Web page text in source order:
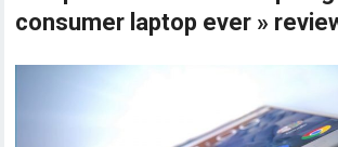
consumer laptop ever »